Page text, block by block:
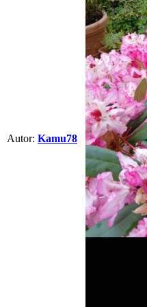
Autor: Kamu78